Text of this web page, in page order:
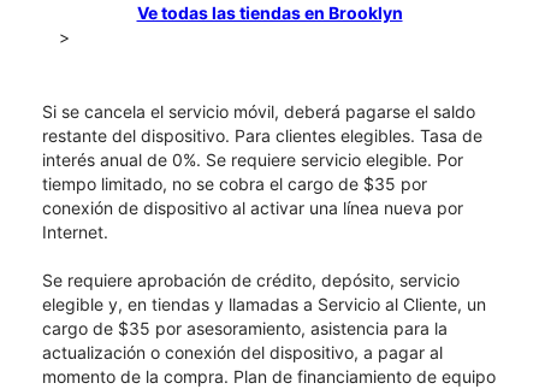
Ve todas las tiendas en Brooklyn
>
Si se cancela el servicio móvil, deberá pagarse el saldo
restante del dispositivo. Para clientes elegibles. Tasa de
interés anual de 0%. Se requiere servicio elegible. Por
tiempo limitado, no se cobra el cargo de $35 por
conexión de dispositivo al activar una línea nueva por
Internet.
Se requiere aprobación de crédito, depósito, servicio
elegible y, en tiendas y llamadas a Servicio al Cliente, un
cargo de $35 por asesoramiento, asistencia para la
actualización o conexión del dispositivo, a pagar al
momento de la compra. Plan de financiamiento de equipo